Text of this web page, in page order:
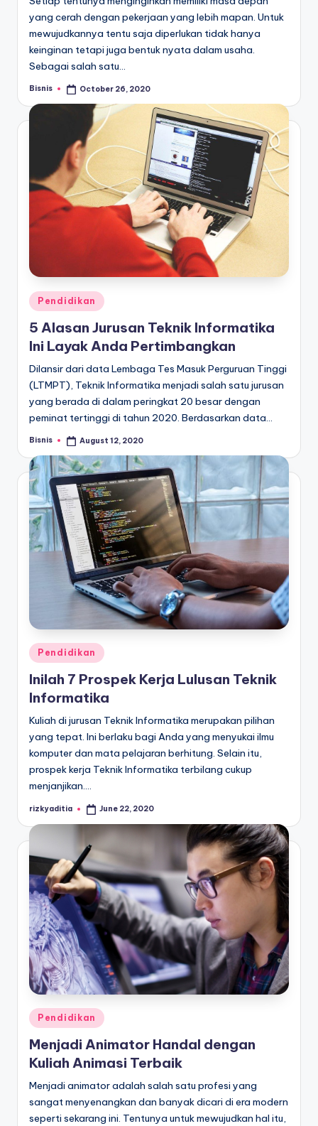
yang cerah dengan pekerjaan yang lebih mapan. Untuk
mewujudkannya tentu saja diperlukan tidak hanya
keinginan tetapi juga bentuk nyata dalam usaha.
Sebagai salah satu…
Posted
Bisnis October 26, 2020
Posted
in
Pendidikan
5 Alasan Jurusan Teknik Informatika
Ini Layak Anda Pertimbangkan
Dilansir dari data Lembaga Tes Masuk Perguruan Tinggi
(LTMPT), Teknik Informatika menjadi salah satu jurusan
yang berada di dalam peringkat 20 besar dengan
peminat tertinggi di tahun 2020. Berdasarkan data…
Posted
Bisnis August 12, 2020
Posted
in
Pendidikan
Inilah 7 Prospek Kerja Lulusan Teknik
Informatika
Kuliah di jurusan Teknik Informatika merupakan pilihan
yang tepat. Ini berlaku bagi Anda yang menyukai ilmu
komputer dan mata pelajaran berhitung. Selain itu,
prospek kerja Teknik Informatika terbilang cukup
menjanjikan.…
Posted
rizkyaditia June 22, 2020
Posted
in
Pendidikan
Menjadi Animator Handal dengan
Kuliah Animasi Terbaik
Menjadi animator adalah salah satu profesi yang
sangat menyenangkan dan banyak dicari di era modern
seperti sekarang ini. Tentunya untuk mewujudkan hal itu,